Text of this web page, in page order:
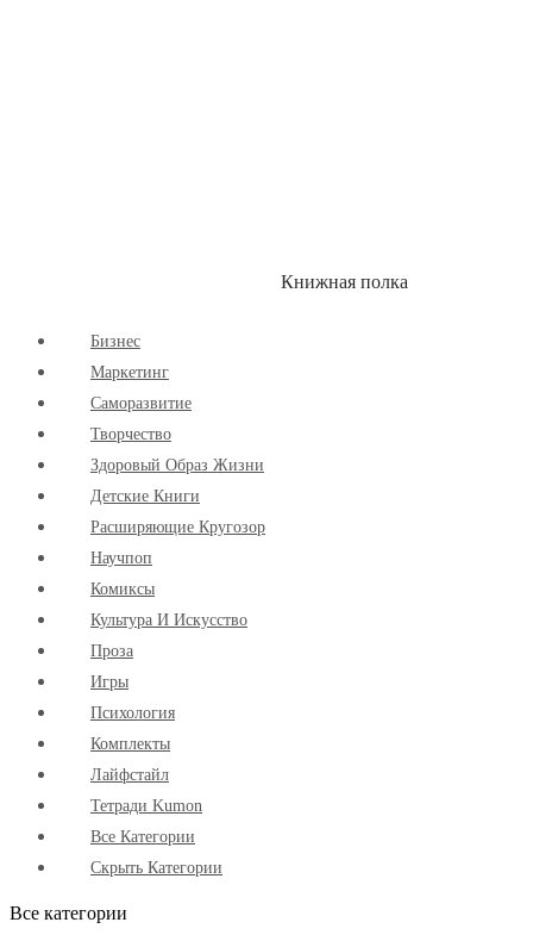
Книжная полка
Бизнес
Маркетинг
Cаморазвитие
Творчество
Здоровый Образ Жизни
Детские Книги
Расширяющие Кругозор
Научпоп
Комиксы
Культура И Искусство
Проза
Игры
Психология
Комплекты
Лайфстайл
Тетради Kumon
Все Категории
Скрыть Категории
Все категории